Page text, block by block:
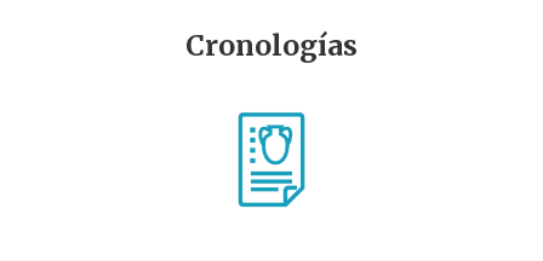
Cronologías